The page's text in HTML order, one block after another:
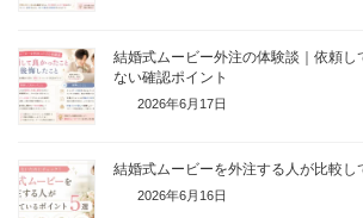
結婚式ムービー外注の体験談｜依頼し
ない確認ポイント
2026年6月17日
結婚式ムービーを外注する人が比較し
2026年6月16日